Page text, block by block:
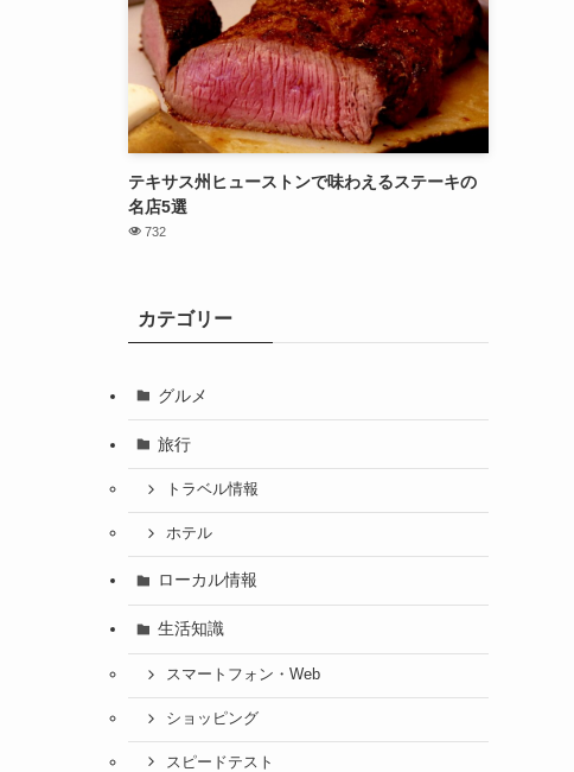
テキサス州ヒューストンで味わえるステーキの
名店5選
732
カテゴリー
グルメ
旅行
トラベル情報
ホテル
ローカル情報
生活知識
スマートフォン・Web
ショッピング
スピードテスト